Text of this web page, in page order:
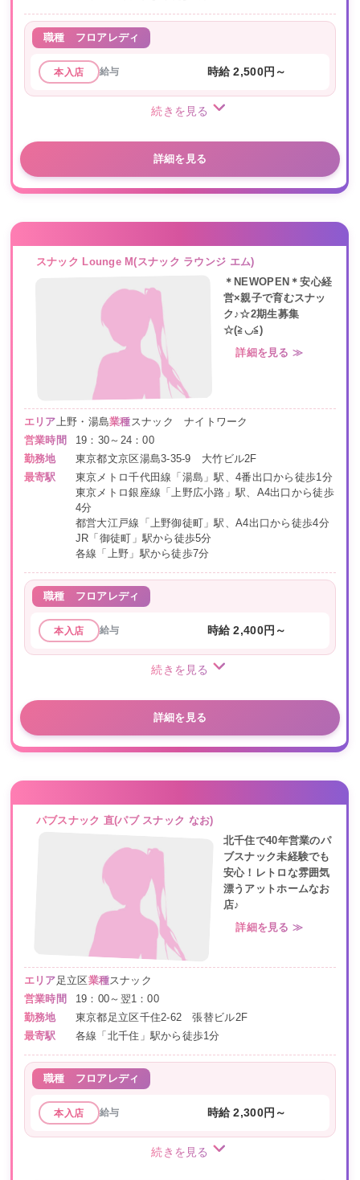
職種 フロアレディ
本入店 給与 時給 2,500円～
続きを見る
詳細を見る
スナック Lounge M(スナック ラウンジ エム)
＊NEWOPEN＊安心経
営×親子で育むスナッ
ク♪☆2期生募集
☆(≧◡≦)
詳細を見る ≫
エリア上野・湯島業種スナック ナイトワーク
営業時間
19：30～24：00
勤務地
東京都文京区湯島3-35-9 大竹ビル2F
最寄駅
東京メトロ千代田線「湯島」駅、4番出口から徒歩1分
東京メトロ銀座線「上野広小路」駅、A4出口から徒歩
4分
都営大江戸線「上野御徒町」駅、A4出口から徒歩4分
JR「御徒町」駅から徒歩5分
各線「上野」駅から徒歩7分
職種 フロアレディ
本入店 給与 時給 2,400円～
続きを見る
詳細を見る
パブスナック 直(パブ スナック なお)
北千住で40年営業のパ
ブスナック未経験でも
安心！レトロな雰囲気
漂うアットホームなお
店♪
詳細を見る ≫
エリア足立区 業種スナック
営業時間
19：00～翌1：00
勤務地
東京都足立区千住2-62 張替ビル2F
最寄駅
各線「北千住」駅から徒歩1分
職種 フロアレディ
本入店 給与 時給 2,300円～
続きを見る